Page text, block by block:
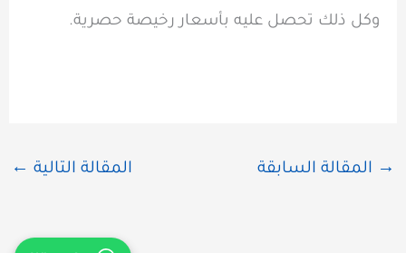
وكل ذلك تحصل عليه بأسعار رخيصة حصرية.
→ المقالة السابقة المقالة التالية ←